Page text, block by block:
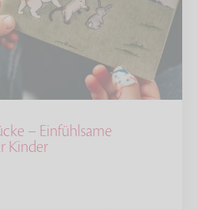
– Einfühlsame
Kinder